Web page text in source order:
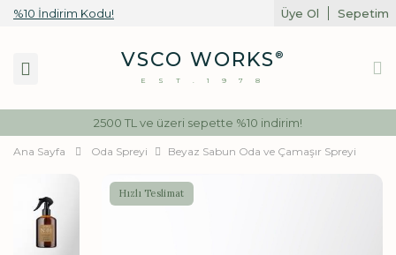
%10 İndirim Kodu! Üye Ol Sepetim
navigation
VSCO WORKS ®
EST.1978
2500 TL ve üzeri sepette %10 indirim!
Ana Sayfa Oda Spreyi
Beyaz Sabun Oda ve Çamaşır Spreyi
Hızlı Teslimat